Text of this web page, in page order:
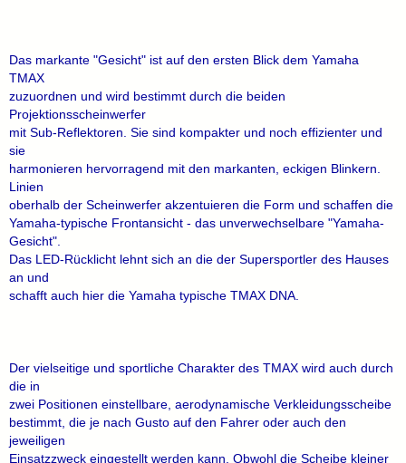
Das markante "Gesicht" ist auf den ersten Blick dem Yamaha
TMAX
zuzuordnen und wird bestimmt durch die beiden
Projektionsscheinwerfer
mit Sub-Reflektoren. Sie sind kompakter und noch effizienter und
sie
harmonieren hervorragend mit den markanten, eckigen Blinkern.
Linien
oberhalb der Scheinwerfer akzentuieren die Form und schaffen die
Yamaha-typische Frontansicht - das unverwechselbare "Yamaha-
Gesicht".
Das LED-Rücklicht lehnt sich an die der Supersportler des Hauses
an und
schafft auch hier die Yamaha typische TMAX DNA.
Der vielseitige und sportliche Charakter des TMAX wird auch durch
die in
zwei Positionen einstellbare, aerodynamische Verkleidungsscheibe
bestimmt, die je nach Gusto auf den Fahrer oder auch den
jeweiligen
Einsatzzweck eingestellt werden kann. Obwohl die Scheibe kleiner